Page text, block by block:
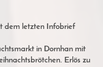
dem letzten Infobrief
in Dornhan mit
Erlös zu